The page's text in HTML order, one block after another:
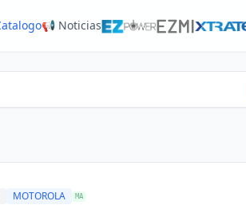
📢 Noticias
MOTOROLA MA